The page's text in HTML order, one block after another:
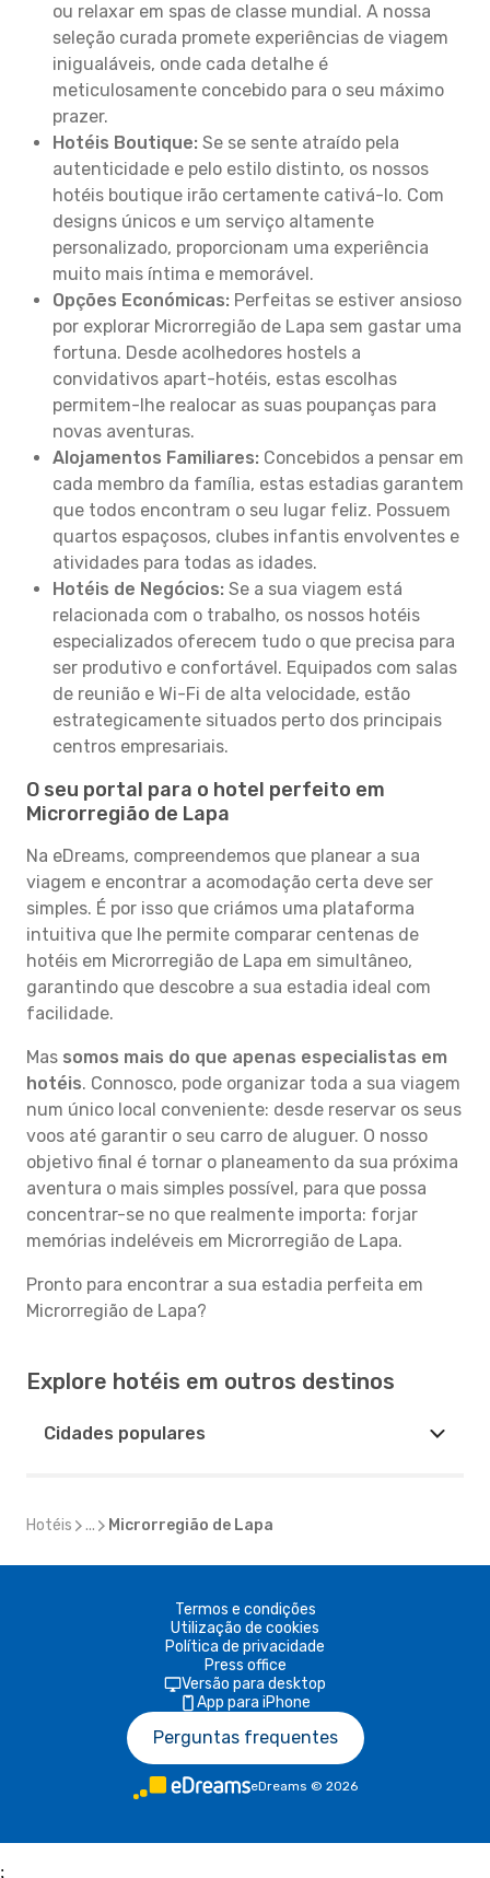
ou relaxar em spas de classe mundial. A nossa
seleção curada promete experiências de viagem
inigualáveis, onde cada detalhe é
meticulosamente concebido para o seu máximo
prazer.
Hotéis Boutique: Se se sente atraído pela
autenticidade e pelo estilo distinto, os nossos
hotéis boutique irão certamente cativá-lo. Com
designs únicos e um serviço altamente
personalizado, proporcionam uma experiência
muito mais íntima e memorável.
Opções Económicas: Perfeitas se estiver ansioso
por explorar Microrregião de Lapa sem gastar uma
fortuna. Desde acolhedores hostels a
convidativos apart-hotéis, estas escolhas
permitem-lhe realocar as suas poupanças para
novas aventuras.
Alojamentos Familiares: Concebidos a pensar em
cada membro da família, estas estadias garantem
que todos encontram o seu lugar feliz. Possuem
quartos espaçosos, clubes infantis envolventes e
atividades para todas as idades.
Hotéis de Negócios: Se a sua viagem está
relacionada com o trabalho, os nossos hotéis
especializados oferecem tudo o que precisa para
ser produtivo e confortável. Equipados com salas
de reunião e Wi-Fi de alta velocidade, estão
estrategicamente situados perto dos principais
centros empresariais.
O seu portal para o hotel perfeito em
Microrregião de Lapa
Na eDreams, compreendemos que planear a sua
viagem e encontrar a acomodação certa deve ser
simples. É por isso que criámos uma plataforma
intuitiva que lhe permite comparar centenas de
hotéis em Microrregião de Lapa em simultâneo,
garantindo que descobre a sua estadia ideal com
facilidade.
Mas somos mais do que apenas especialistas em
hotéis. Connosco, pode organizar toda a sua viagem
num único local conveniente: desde reservar os seus
voos até garantir o seu carro de aluguer. O nosso
objetivo final é tornar o planeamento da sua próxima
aventura o mais simples possível, para que possa
concentrar-se no que realmente importa: forjar
memórias indeléveis em Microrregião de Lapa.
Pronto para encontrar a sua estadia perfeita em
Microrregião de Lapa?
Explore hotéis em outros destinos
Cidades populares
Hotéis ... Microrregião de Lapa
Termos e condições
Utilização de cookies
Política de privacidade
Press office
Versão para desktop
App para iPhone
Perguntas frequentes
eDreams © 2026
;